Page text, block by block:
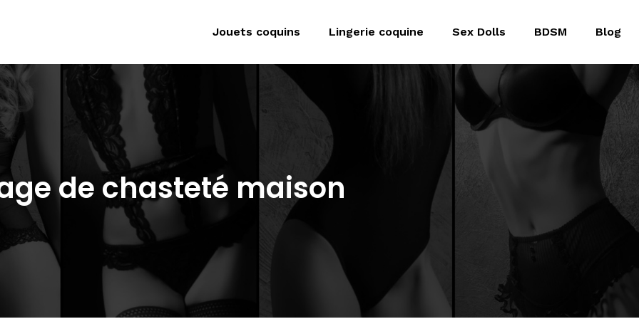
Jouets coquins Lingerie coquine Sex Dolls BDSM Blog
de chasteté maison